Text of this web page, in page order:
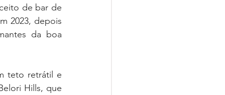
de bar de
2023, depois
da boa
teto retrátil e
Hills, que